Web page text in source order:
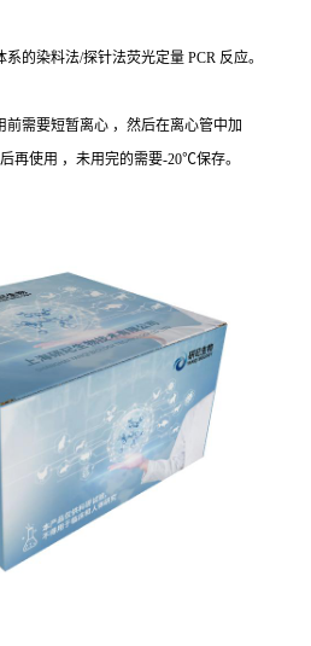
的染料法/探针法荧光定量 PCR 反应。
前需要短暂离心 ，然后在离心管中加
再使用 ，未用完的需要-20℃保存。